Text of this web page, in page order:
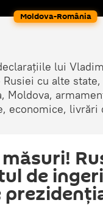
Moldova-România
lui
cu alte state,
Moldova,
economice, livrări
de